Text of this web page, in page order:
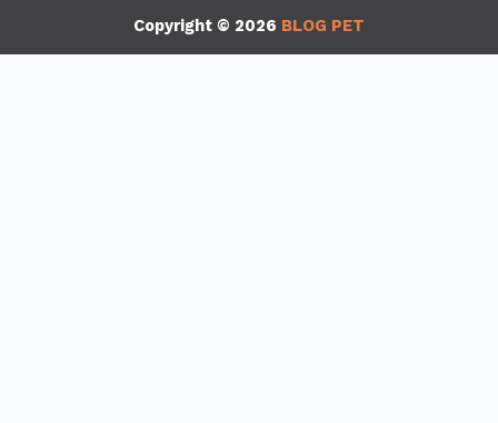
Copyright © 2026 BLOG PET